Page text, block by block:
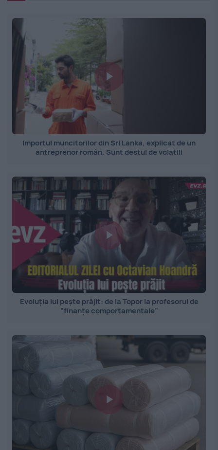
Importul muncitorilor din Sri Lanka, explicat de un
antreprenor român. Sunt destul de volatili
Evoluția lui pește prăjit: de la Topor la profesorul de
”finanțe comportamentale”